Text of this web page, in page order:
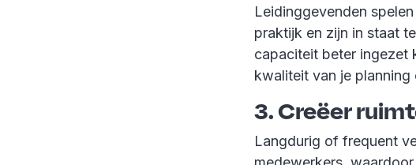
Leidinggevenden
praktijk en zijn in staat
capaciteit beter ingezet
kwaliteit van je
3. Creëer
Langdurig of frequent